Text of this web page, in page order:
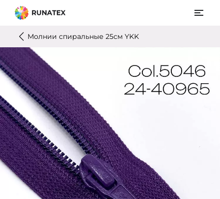
Молнии спиральные 25см YKK